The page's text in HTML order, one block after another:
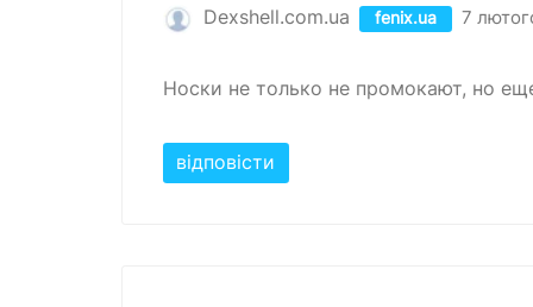
Dexshell.com.ua fenix.ua 7
Носки не только не промокают, но
відповісти